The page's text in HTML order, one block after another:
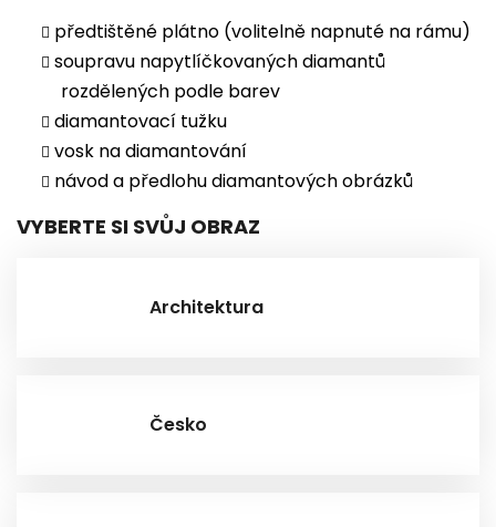
předtištěné plátno (volitelně napnuté na rámu)
soupravu napytlíčkovaných diamantů
rozdělených podle barev
diamantovací tužku
vosk na diamantování
návod a předlohu diamantových obrázků
VYBERTE SI SVŮJ OBRAZ
Architektura
Česko